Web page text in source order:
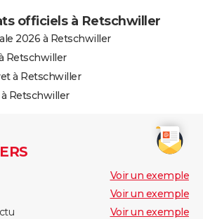
officiels à Retschwiller
2026 à Retschwiller
Retschwiller
à Retschwiller
Retschwiller
Voir un exemple
Voir un exemple
Voir un exemple